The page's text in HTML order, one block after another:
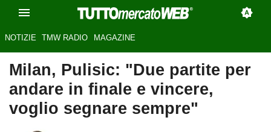
NOTIZIE TMW RADIO MAGAZINE
Milan, Pulisic: "Due partite per
andare in finale e vincere,
voglio segnare sempre"